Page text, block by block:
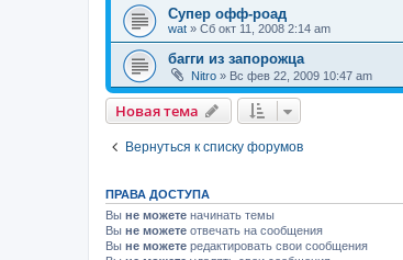
Супер офф-роад
wat » Сб окт 11, 2008 2:14 am
багги из запорожца
Nitro » Вс фев 22, 2009 10:47 am
Новая тема
Вернуться к списку форумов
ПРАВА ДОСТУПА
Вы не можете начинать темы
Вы не можете отвечать на сообщения
Вы не можете редактировать свои сообщения